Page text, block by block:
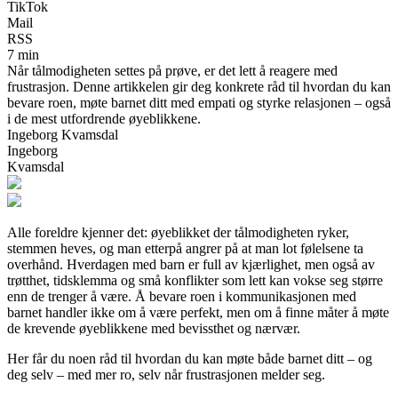
TikTok
Mail
RSS
7 min
Når tålmodigheten settes på prøve, er det lett å reagere med
frustrasjon. Denne artikkelen gir deg konkrete råd til hvordan du kan
bevare roen, møte barnet ditt med empati og styrke relasjonen – også
i de mest utfordrende øyeblikkene.
Ingeborg Kvamsdal
Ingeborg
Kvamsdal
Alle foreldre kjenner det: øyeblikket der tålmodigheten ryker,
stemmen heves, og man etterpå angrer på at man lot følelsene ta
overhånd. Hverdagen med barn er full av kjærlighet, men også av
trøtthet, tidsklemma og små konflikter som lett kan vokse seg større
enn de trenger å være. Å bevare roen i kommunikasjonen med
barnet handler ikke om å være perfekt, men om å finne måter å møte
de krevende øyeblikkene med bevissthet og nærvær.
Her får du noen råd til hvordan du kan møte både barnet ditt – og
deg selv – med mer ro, selv når frustrasjonen melder seg.